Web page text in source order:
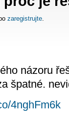
zaregistrujte
názoru
špatné.
4nghFm6k